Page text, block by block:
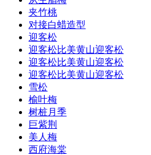
夹竹桃
对接白蜡造型
迎客松
迎客松比美黄山迎客松
迎客松比美黄山迎客松
迎客松比美黄山迎客松
雪松
榆叶梅
树桩月季
巨紫荆
美人梅
西府海棠